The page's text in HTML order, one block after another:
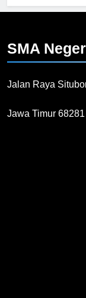
SMA
Jalan Raya
Jawa Timur 68281